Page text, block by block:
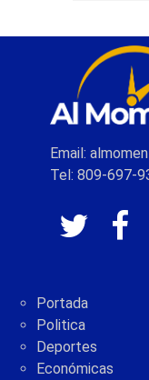
Email:
Tel: 809-697-
Portada
Politica
Deportes
Económicas